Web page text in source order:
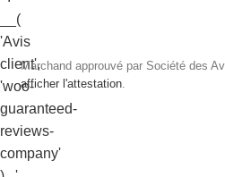
Marchand approuvé par Société des
afficher l'attestation.